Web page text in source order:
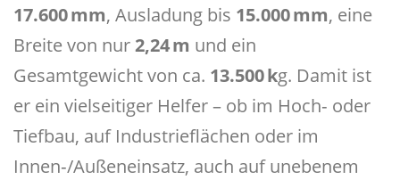
17.600 mm, Ausladung bis 15.000 mm, eine
Breite von nur2,24 m und ein
Gesamtgewicht von ca. 13.500 kg. Damit ist
er ein vielseitiger Helfer – ob im Hoch‑ oder
Tiefbau, auf Industrieflächen oder im
Innen‑/Außeneinsatz, auch auf unebenem